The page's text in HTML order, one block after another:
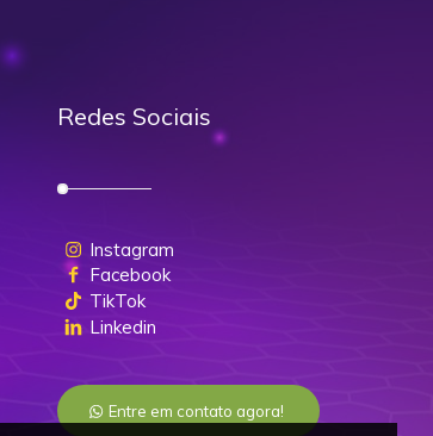
Redes Sociais
Instagram
Facebook
TikTok
Linkedin
Entre em contato agora!